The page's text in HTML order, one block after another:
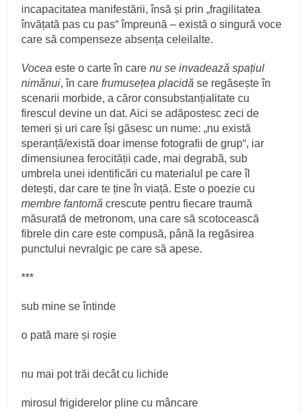
incapacitatea manifestării, însă și prin „fragilitatea
învățată pas cu pas“ împreună – există o singură voce
care să compenseze absența celeilalte.
Voceaeste o carte în carenu se invadează spațiul
nimănui, în carefrumusețea placidăse regăsește în
scenarii morbide, a căror consubstanțialitate cu
firescul devine un dat. Aici se adăpostesc zeci de
temeri și uri care își găsesc un nume: „nu există
speranță/există doar imense fotografii de grup“, iar
dimensiunea ferocității cade, mai degrabă, sub
umbrela unei identificări cu materialul pe care îl
detești, dar care te ține în viață. Este o poezie cu
membre fantomăcrescute pentru fiecare traumă
măsurată de metronom, una care să scotocească
fibrele din care este compusă, până la regăsirea
punctului nevralgic pe care să apese.
***
sub mine se întinde
o pată mare și roșie
nu mai pot trăi decât cu lichide
mirosul frigiderelor pline cu mâncare